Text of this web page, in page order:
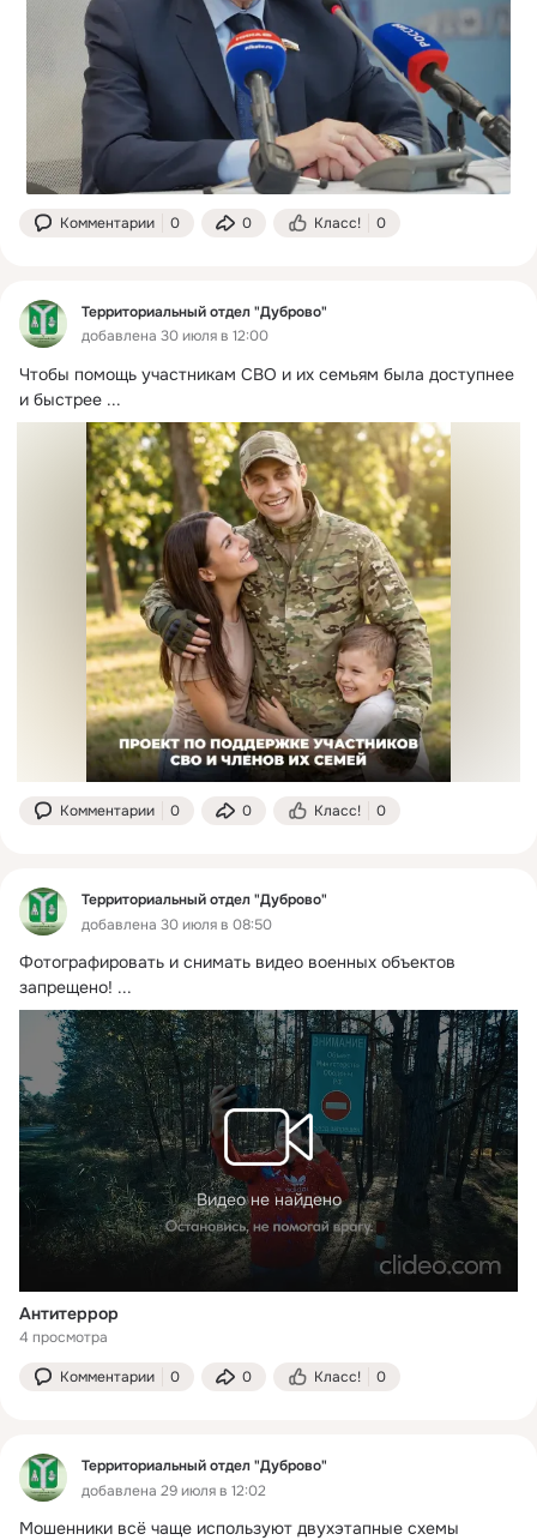
Комментарии 0 0 Класс! 0
Территориальный отдел "Дуброво"
добавлена 30 июля в 12:00
Чтобы помощь участникам СВО и их семьям была доступнее
и быстрее ...
Комментарии 0 0 Класс! 0
Территориальный отдел "Дуброво"
добавлена 30 июля в 08:50
Фотографировать и снимать видео военных объектов
запрещено! ...
Видео не найдено
Антитеррор
4 просмотра
Комментарии 0 0 Класс! 0
Территориальный отдел "Дуброво"
добавлена 29 июля в 12:02
Мошенники всё чаще используют двухэтапные схемы